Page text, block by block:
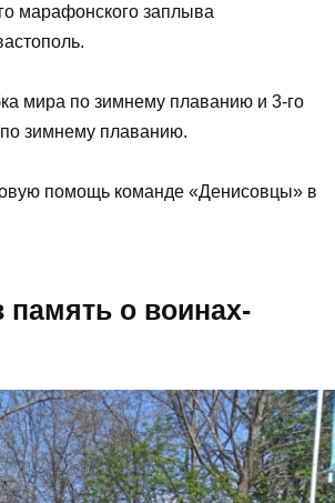
марафонского заплыва
мира по зимнему плаванию и 3-го
зимнему плаванию.
помощь команде «Денисовцы» в
о воинах-